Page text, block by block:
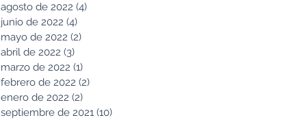
agosto de 2022 (4)
junio de 2022 (4)
mayo de 2022 (2)
abril de 2022 (3)
marzo de 2022 (1)
febrero de 2022 (2)
enero de 2022 (2)
septiembre de 2021 (10)